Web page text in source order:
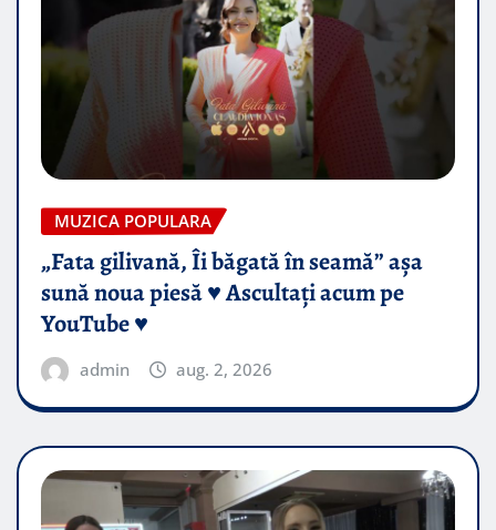
MUZICA POPULARA
„Fata gilivană, Îi băgată în seamă” așa
sună noua piesă ♥️ Ascultați acum pe
YouTube ♥️
admin aug. 2, 2026